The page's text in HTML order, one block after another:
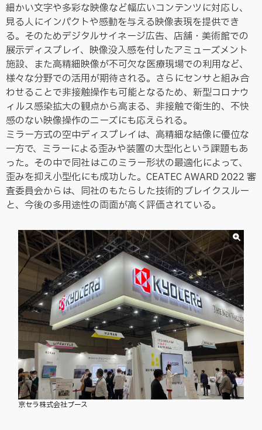
細かい文字や多彩な映像など幅広いコンテンツに対応し、
見る人にインパクトや感動を与える映像表現を提供でき
る。そのためデジタルサイネージ広告、店舗・美術館での
展示ディスプレイ、映像没入感を付したアミューズメント
施設、また高精細映像が不可欠な医療現場での利用など、
様々な分野での活用が期待される。さらにセンサと組み合
わせることで非接触操作も可能となるため、新型コロナウ
ィルス感染拡大の観点から高まる、非接触で衛生的、不快
感のない映像操作のニーズにも応えられる。
ミラー方式の空中ディスプレイは、高精細な結像に優位な
一方で、ミラーによる歪みや装置の大型化という課題もあ
った。その中で同社はこのミラー形状の最適化によって、
歪みを抑え小型化にも成功した。CEATEC AWARD 2022 審
査委員会からは、同社のもたらした技術的ブレイクスルー
と、今後の多用途性の両面が高く評価されている。
京セラ株式会社ブース